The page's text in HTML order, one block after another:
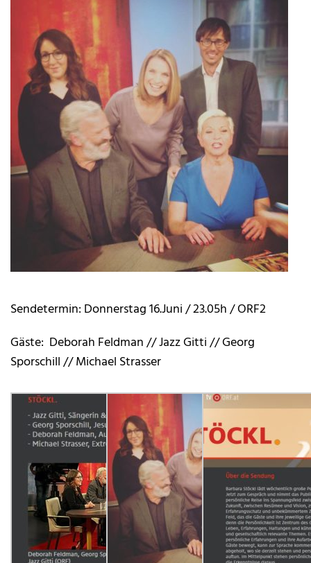
Sendetermin: Donnerstag 16.Juni / 23.05h / ORF2
Gäste: Deborah Feldman // Jazz Gitti // Georg
Sporschill // Michael Strasser